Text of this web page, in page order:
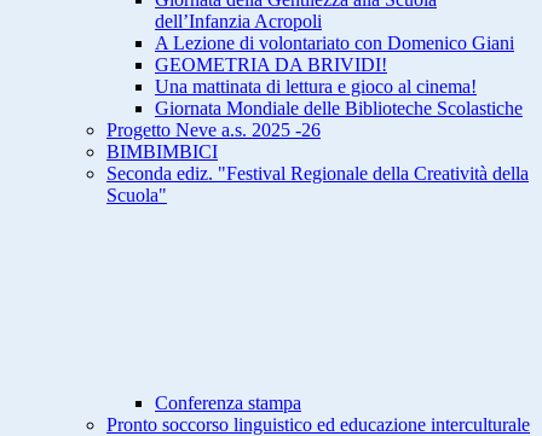
dell’Infanzia Acropoli
A Lezione di volontariato con Domenico Giani
GEOMETRIA DA BRIVIDI!
Una mattinata di lettura e gioco al cinema!
Giornata Mondiale delle Biblioteche Scolastiche
Progetto Neve a.s. 2025 -26
BIMBIMBICI
Seconda ediz. "Festival Regionale della Creatività della
Scuola"
Conferenza stampa
Pronto soccorso linguistico ed educazione interculturale